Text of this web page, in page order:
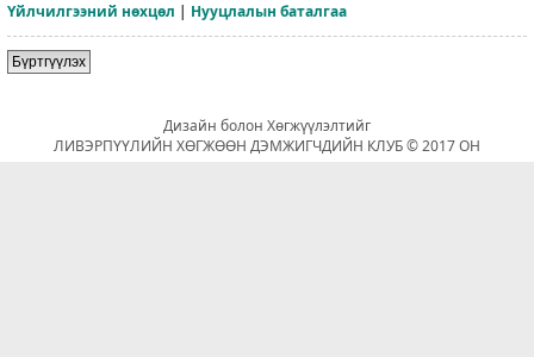
Үйлчилгээний нөхцөл | Нууцлалын баталгаа
Бүртгүүлэх
Дизайн болон Хөгжүүлэлтийг
ЛИВЭРПҮҮЛИЙН ХӨГЖӨӨН ДЭМЖИГЧДИЙН КЛУБ © 2017 ОН